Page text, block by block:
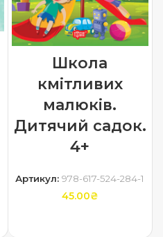
Школа
кмітливих
малюків.
Дитячий садок.
4+
Артикул:978-617-524-284-1
45.00₴